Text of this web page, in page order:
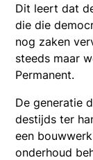
Dit leert dat
die die
nog zaken
steeds maar
Permanent.
De generatie
destijds ter
een
onderhoud